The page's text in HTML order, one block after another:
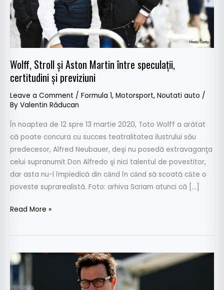
Wolff, Stroll şi Aston Martin între speculaţii,
certitudini şi previziuni
Leave a Comment / Formula 1, Motorsport, Noutati auto /
By Valentin Răducan
În noaptea de 12 spre 13 martie 2020, Toto Wolff a arătat
că poate concura cu succes teatralitatea ilustrului său
predecesor, Alfred Neubauer, deşi nu posedă extravaganţa
celui supranumit Don Alfredo şi nici talentul de povestitor,
dar asta nu-l împiedică din cȃnd în cȃnd să scoată cȃte o
poveste suprarealistă. Foto: arhiva Scriam atunci că […]
certitudini
şi
previziuni
Read More »
Toto
Wolff
este